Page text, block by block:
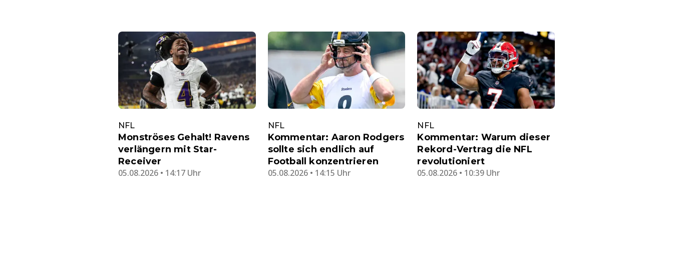
NFL
Monströses Gehalt! Ravens
verlängern mit Star-
Receiver
05.08.2026 • 14:17 Uhr
NFL
Kommentar: Aaron Rodgers
sollte sich endlich auf
Football konzentrieren
05.08.2026 • 14:15 Uhr
NFL
Kommentar: Warum dieser
Rekord-Vertrag die NFL
revolutioniert
05.08.2026 • 10:39 Uhr